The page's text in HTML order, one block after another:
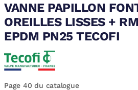
VANNE PAPILLON
OREILLES LISSES +
EPDM PN25 TECOFI
Page 40 du catalogue